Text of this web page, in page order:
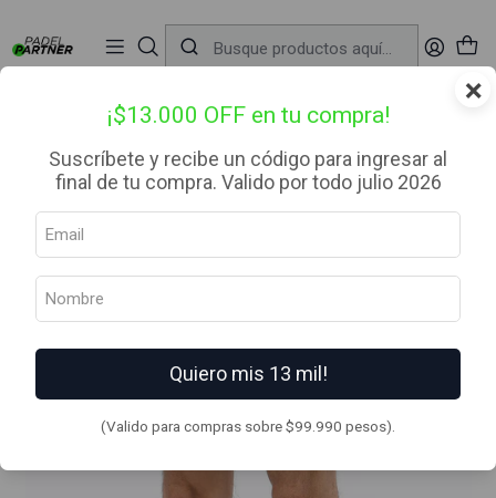
×
¡$13.000 OFF en tu compra!
Suscríbete y recibe un código para ingresar al
final de tu compra. Valido por todo julio 2026
Quiero mis 13 mil!
(Valido para compras sobre $99.990 pesos).
📦 Envío Gratis desde $99.990 — Entrega en RM el mismo día🔥Compra
antes de las 12:00 hrs (día hábil) y recibe hoy mismo.